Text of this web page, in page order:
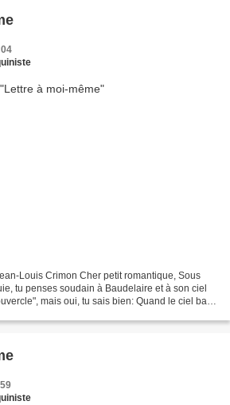
Louis Crimon Cher petit romantique, Sous
tu penses soudain à Baudelaire et à son ciel
mais oui, tu sais bien: Quand le ciel bas